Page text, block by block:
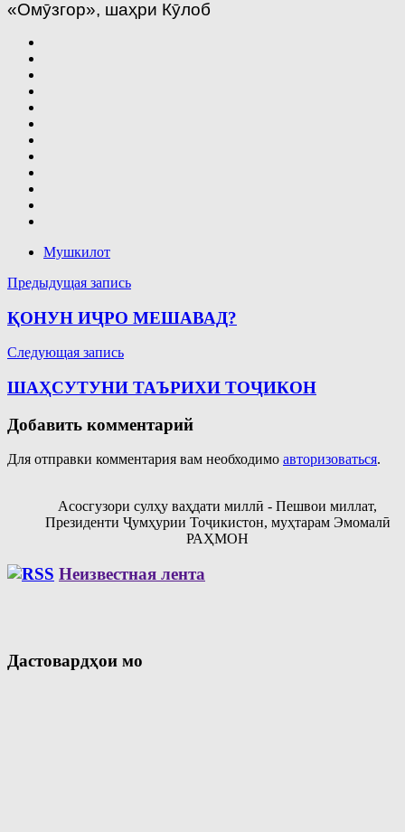
«Омӯзгор», шаҳри Кӯлоб
Мушкилот
Навигация
по
записям
Предыдущая запись
ҚОНУН ИҶРО МЕШАВАД?
Следующая запись
ШАҲСУТУНИ ТАЪРИХИ ТОҶИКОН
Добавить комментарий
Для отправки комментария вам необходимо авторизоваться.
Асосгузори сулҳу ваҳдати миллӣ - Пешвои миллат,
Президенти Ҷумҳурии Тоҷикистон, муҳтарам Эмомалӣ
РАҲМОН
Неизвестная лента
Дастовардҳои мо